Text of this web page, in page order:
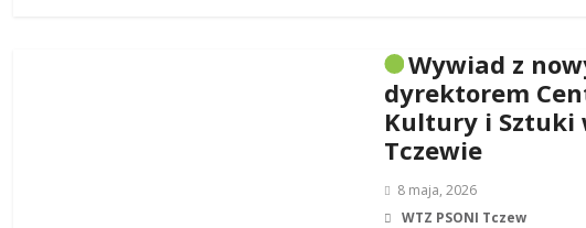
Wywiad z
dyrektorem
Kultury i Sztuki
Tczewie
8 maja, 2026
WTZ PSONI Tczew